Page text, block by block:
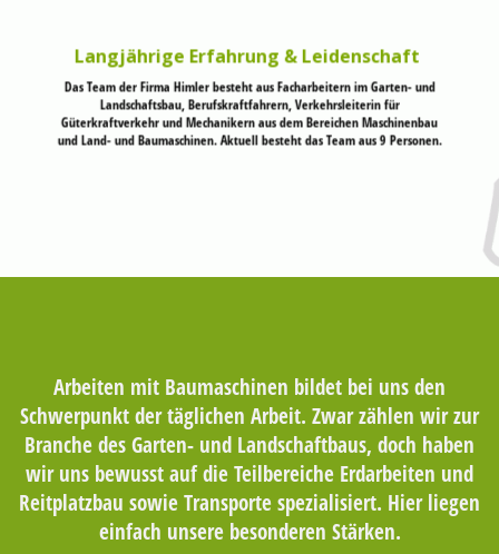
Langjährige Erfahrung & Leidenschaft
Das Team der Firma Himler besteht aus Facharbeitern im Garten- und
Landschaftsbau, Berufskraftfahrern, Verkehrsleiterin für
Güterkraftverkehr und Mechanikern aus dem Bereichen Maschinenbau
und Land- und Baumaschinen. Aktuell besteht das Team aus 9 Personen.
Arbeiten mit Baumaschinen bildet bei uns den
Schwerpunkt der täglichen Arbeit. Zwar zählen wir zur
Branche des Garten- und Landschaftbaus, doch haben
wir uns bewusst auf die Teilbereiche Erdarbeiten und
Reitplatzbau sowie Transporte spezialisiert. Hier liegen
einfach unsere besonderen Stärken.